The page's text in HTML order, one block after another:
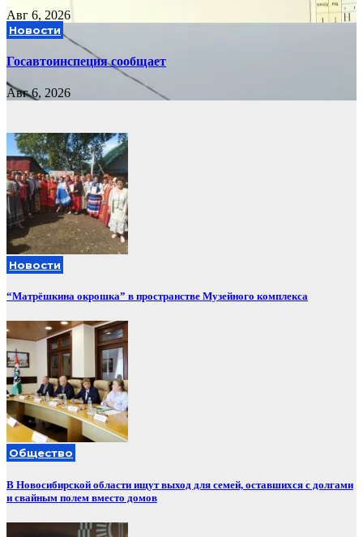
Авг 6, 2026
Новости
Госавтоинспеция сообщает
Авг 6, 2026
Новости
“Матрёшкина окрошка” в пространстве Музейного комплекса
Общество
В Новосибирской области ищут выход для семей, оставшихся с долгами
и свайным полем вместо домов